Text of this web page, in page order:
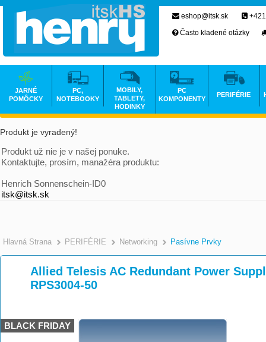
Produkt je vyradený!
Produkt už nie je v našej ponuke.
Kontaktujte, prosím, manažéra produktu:
Henrich Sonnenschein-ID0
itsk@itsk.sk
Hlavná Strana >
PERIFÉRIE >
Networking >
Pasívne Prvky
Allied Telesis AC Redundant Power
RPS3004-50
BLACK FRIDAY
eshop@itsk.sk
Často kladené otázky
JARNÉ
POMÔCKY
PC,
NOTEBOOKY
MOBILY,
TABLETY,
HODINKY
PC
KOMPONENTY
PERIFÉRIE